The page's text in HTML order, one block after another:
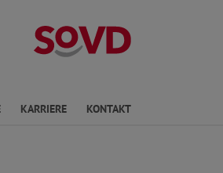
KARRIERE KONTAKT